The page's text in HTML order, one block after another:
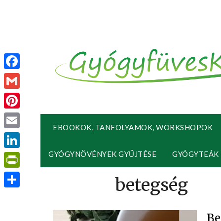
EBOOKOK, TANFOLYAMOK, WORKSHOPOK
GYÓGYNÖVÉNYEK GYŰJTÉSE GYÓGYTEÁK
Facebook
Gmail
Pinterest
Email
LinkedIn
PrintFriendly